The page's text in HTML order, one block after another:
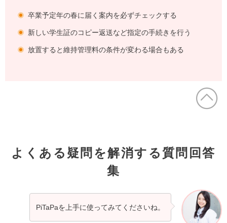
卒業予定年の春に届く案内を必ずチェックする
新しい学生証のコピー返送など指定の手続きを行う
放置すると維持管理料の条件が変わる場合もある
よくある疑問を解消する質問回答
集
PiTaPaを上手に使ってみてくださいね。